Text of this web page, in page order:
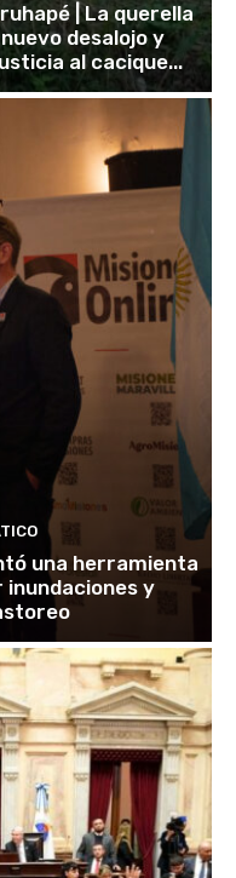
| La querella
desalojo y
al cacique...
una herramienta
inundaciones y